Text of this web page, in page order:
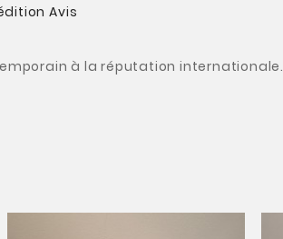
Avis
à la réputation internationale.